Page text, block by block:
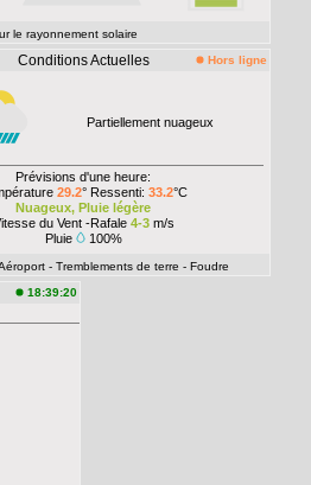
le rayonnement solaire
Conditions Actuelles Hors ligne
Partiellement nuageux
Prévisions d'une heure:
29.2° Ressenti: 33.2°C
Nuageux, Pluie légère
du Vent -Rafale 4-3m/s
Pluie
100%
- Tremblements de terre - Foudre
18:39:20